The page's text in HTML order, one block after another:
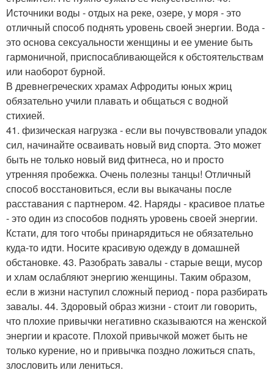
Источники воды - отдых на реке, озере, у моря - это
отличный способ поднять уровень своей энергии. Вода -
это основа сексуальности женщины и ее умение быть
гармоничной, приспосабливающейся к обстоятельствам
или наоборот бурной.
В древнегреческих храмах Афродиты юных жриц
обязательно учили плавать и общаться с водной
стихией.
41. физическая нагрузка - если вы почувствовали упадок
сил, начинайте осваивать новый вид спорта. Это может
быть не только новый вид фитнеса, но и просто
утренняя пробежка. Очень полезны танцы! Отличный
способ восстановиться, если вы выкачаны после
расставания с партнером. 42. Наряды - красивое платье
- это один из способов поднять уровень своей энергии.
Кстати, для того чтобы принарядиться не обязательно
куда-то идти. Носите красивую одежду в домашней
обстановке. 43. Разобрать завалы - старые вещи, мусор
и хлам ослабляют энергию женщины. Таким образом,
если в жизни наступил сложный период - пора разбирать
завалы. 44. Здоровый образ жизни - стоит ли говорить,
что плохие привычки негативно сказываются на женской
энергии и красоте. Плохой привычкой может быть не
только курение, но и привычка поздно ложиться спать,
злословить или лениться.